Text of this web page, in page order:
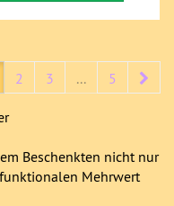
2 3 ... 5
Beschenkten nicht nur
Mehrwert